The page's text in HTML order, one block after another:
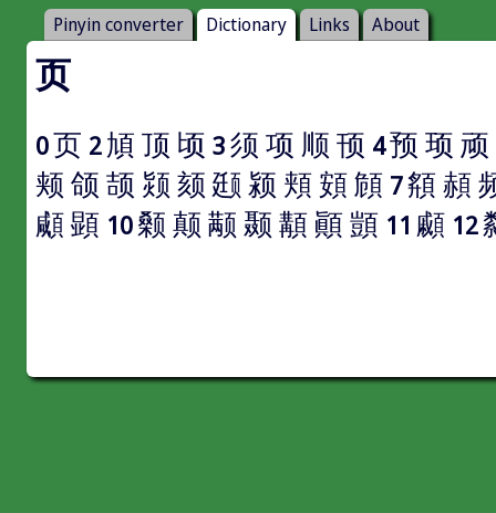
Pinyin converter Dictionary Links About
页
0页 2頄 顶 顷 3须 项 顺 顸 4预 顼 顽
颊 颌 颉 颎 颏 颋 颍 頬 頞頠 7頯 頳
顑顕 10颡 颠 颟 颞 顜 顚 顗 11 顣 12